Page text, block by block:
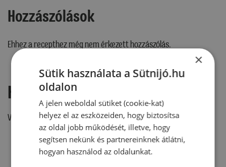
Hozzászólások
Ehhez a recepthez még nem érkezett hozzászólás.
Hozzászólás írása
Vélemény írásához, kérjük,jelentkezz be!
×
Sütik használata a Sütnijó.hu
oldalon
A jelen weboldal sütiket (cookie-kat)
helyez el az eszközeiden, hogy biztosítsa
az oldal jobb működését, illetve, hogy
segítsen nekünk és partnereinknek átlátni,
hogyan használod az oldalunkat.